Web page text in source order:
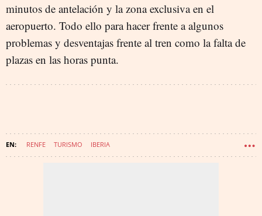
minutos de antelación y la zona exclusiva en el
aeropuerto. Todo ello para hacer frente a algunos
problemas y desventajas frente al tren como la falta de
plazas en las horas punta.
RENFE TURISMO IBERIA